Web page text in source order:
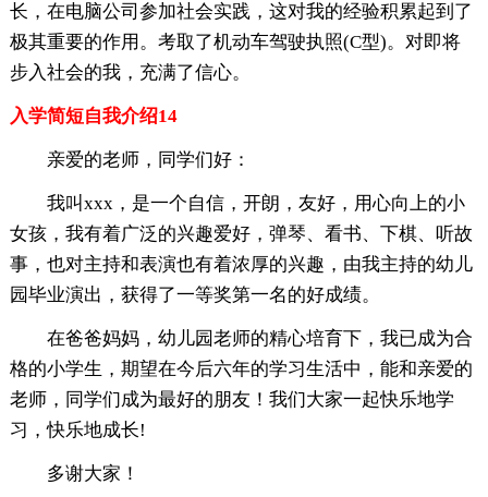
长，在电脑公司参加社会实践，这对我的经验积累起到了
极其重要的作用。考取了机动车驾驶执照(C型)。对即将
步入社会的我，充满了信心。
入学简短自我介绍14
亲爱的老师，同学们好：
我叫xxx，是一个自信，开朗，友好，用心向上的小
女孩，我有着广泛的兴趣爱好，弹琴、看书、下棋、听故
事，也对主持和表演也有着浓厚的兴趣，由我主持的幼儿
园毕业演出，获得了一等奖第一名的好成绩。
在爸爸妈妈，幼儿园老师的精心培育下，我已成为合
格的小学生，期望在今后六年的学习生活中，能和亲爱的
老师，同学们成为最好的朋友！我们大家一起快乐地学
习，快乐地成长!
多谢大家！